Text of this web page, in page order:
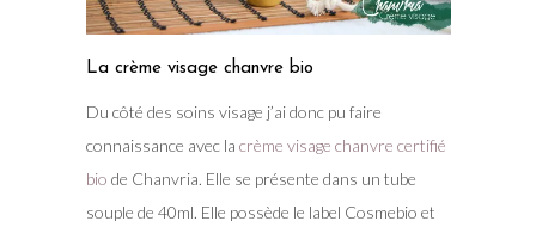
La crème visage chanvre bio
Du côté des soins visage j’ai donc pu faire
connaissance avec la crème visage chanvre certifié
bio de Chanvria. Elle se présente dans un tube
souple de 40ml. Elle possède le label Cosmebio et